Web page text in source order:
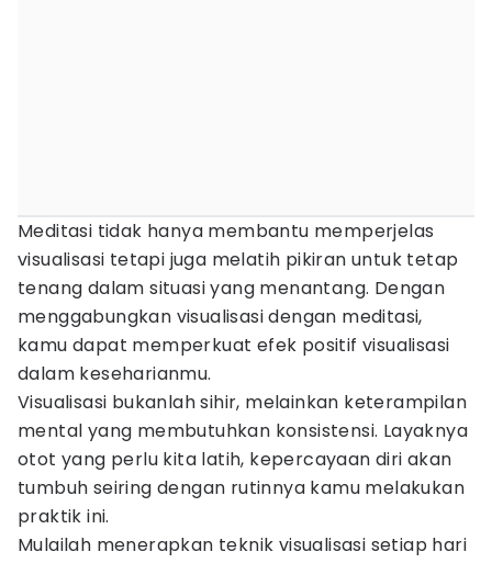
Meditasi tidak hanya membantu memperjelas
visualisasi tetapi juga melatih pikiran untuk tetap
tenang dalam situasi yang menantang. Dengan
menggabungkan visualisasi dengan meditasi,
kamu dapat memperkuat efek positif visualisasi
dalam keseharianmu.
Visualisasi bukanlah sihir, melainkan keterampilan
mental yang membutuhkan konsistensi. Layaknya
otot yang perlu kita latih, kepercayaan diri akan
tumbuh seiring dengan rutinnya kamu melakukan
praktik ini.
Mulailah menerapkan teknik visualisasi setiap hari